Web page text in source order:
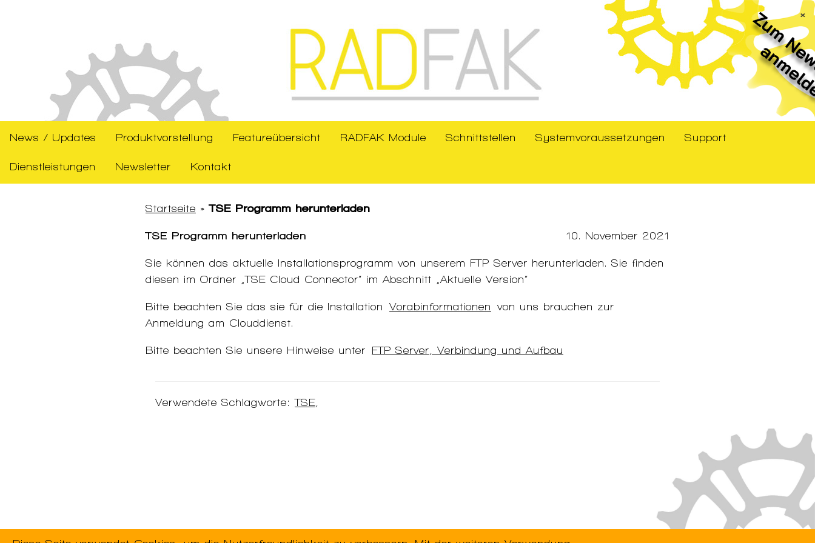
×
News / Updates Produktvorstellung Featureübersicht RADFAK Module Schnittstellen Systemvoraussetzungen Support
Dienstleistungen Newsletter Kontakt
Startseite »TSE Programm herunterladen
10. November 2021
TSE Programm herunterladen
Sie können das aktuelle Installationsprogramm von unserem FTP Server herunterladen. Sie finden
diesen im Ordner „TSE Cloud Connector“ im Abschnitt „Aktuelle Version“
Bitte beachten Sie das sie für die Installation Vorabinformationen
von uns brauchen zur
Anmeldung am Clouddienst.
Bitte beachten Sie unsere Hinweise unter FTP Server, Verbindung und Aufbau
Verwendete Schlagworte:TSE,